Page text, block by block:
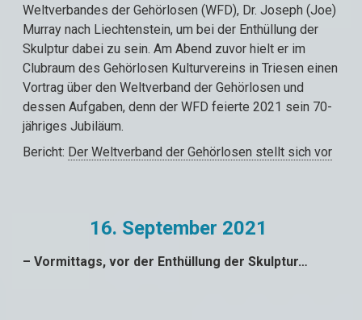
Weltverbandes der Gehörlosen (WFD), Dr. Joseph (Joe)
Murray nach Liechtenstein, um bei der Enthüllung der
Skulptur dabei zu sein. Am Abend zuvor hielt er im
Clubraum des Gehörlosen Kulturvereins in Triesen einen
Vortrag über den Weltverband der Gehörlosen und
dessen Aufgaben, denn der WFD feierte 2021 sein 70-
jähriges Jubiläum.
Bericht: Der Weltverband der Gehörlosen stellt sich vor
16. September 2021
– Vormittags, vor der Enthüllung der Skulptur…